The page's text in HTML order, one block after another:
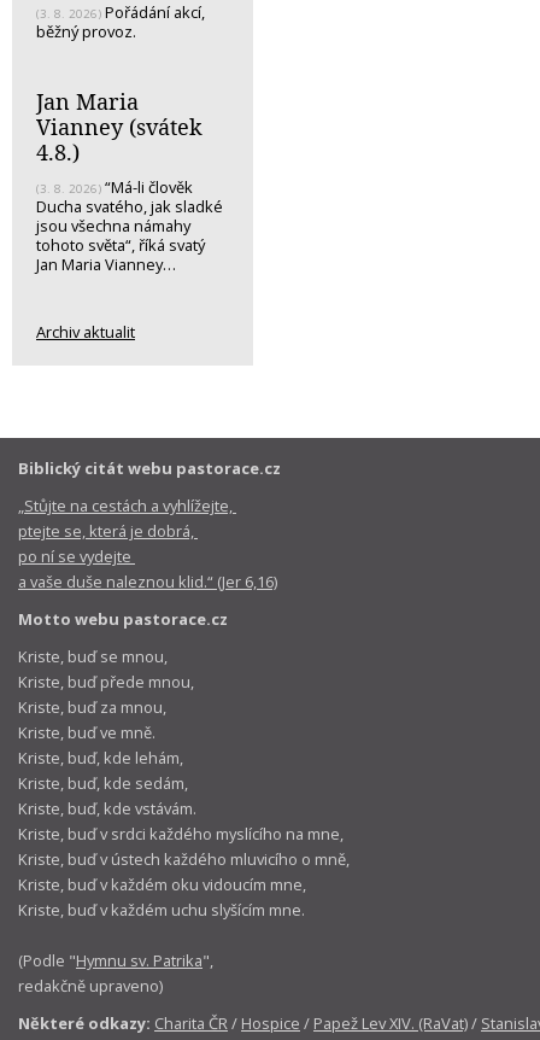
(3. 8. 2026) Pořádání akcí,
běžný provoz.
Jan Maria
Vianney (svátek
4.8.)
(3. 8. 2026) “Má-li člověk
Ducha svatého, jak sladké
jsou všechna námahy
tohoto světa“, říká svatý
Jan Maria Vianney…
Archiv aktualit
Biblický citát webu pastorace.cz
„Stůjte na cestách a vyhlížejte,
ptejte se, která je dobrá,
po ní se vydejte
a vaše duše naleznou klid.“ (Jer 6,16)
Motto webu pastorace.cz
Kriste, buď se mnou,
Kriste, buď přede mnou,
Kriste, buď za mnou,
Kriste, buď ve mně.
Kriste, buď, kde lehám,
Kriste, buď, kde sedám,
Kriste, buď, kde vstávám.
Kriste, buď v srdci každého myslícího na mne,
Kriste, buď v ústech každého mluvicího o mně,
Kriste, buď v každém oku vidoucím mne,
Kriste, buď v každém uchu slyšícím mne.
(Podle "Hymnu sv. Patrika",
redakčně upraveno)
Některé odkazy: Charita ČR/ Hospice / Papež Lev XIV. (RaVat)/